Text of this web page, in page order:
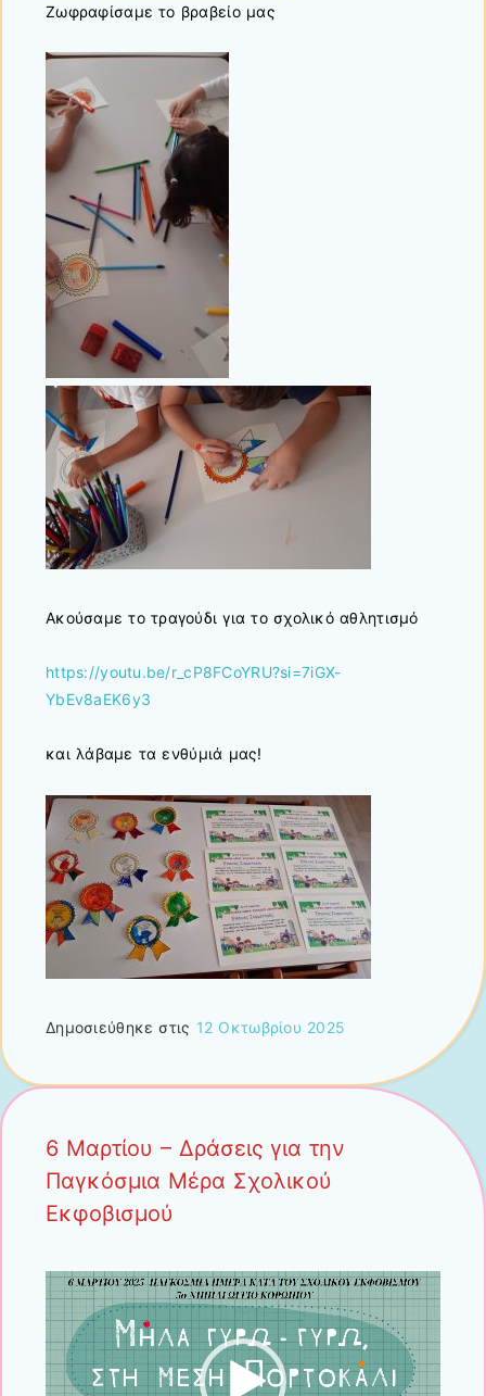
Ζωφραφίσαμε το βραβείο μας
Ακούσαμε το τραγούδι για το σχολικό αθλητισμό
https://youtu.be/r_cP8FCoYRU?si=7iGX-
YbEv8aEK6y3
και λάβαμε τα ενθύμιά μας!
Δημοσιεύθηκε στις 12 Οκτωβρίου 2025
6 Μαρτίου – Δράσεις για την
Παγκόσμια Μέρα Σχολικού
Εκφοβισμού
Αναπαραγωγής
Βίντεο